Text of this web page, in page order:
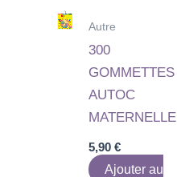
Autre
300
GOMMETTES
AUTOC
MATERNELLE
5,90€
Ajouter au